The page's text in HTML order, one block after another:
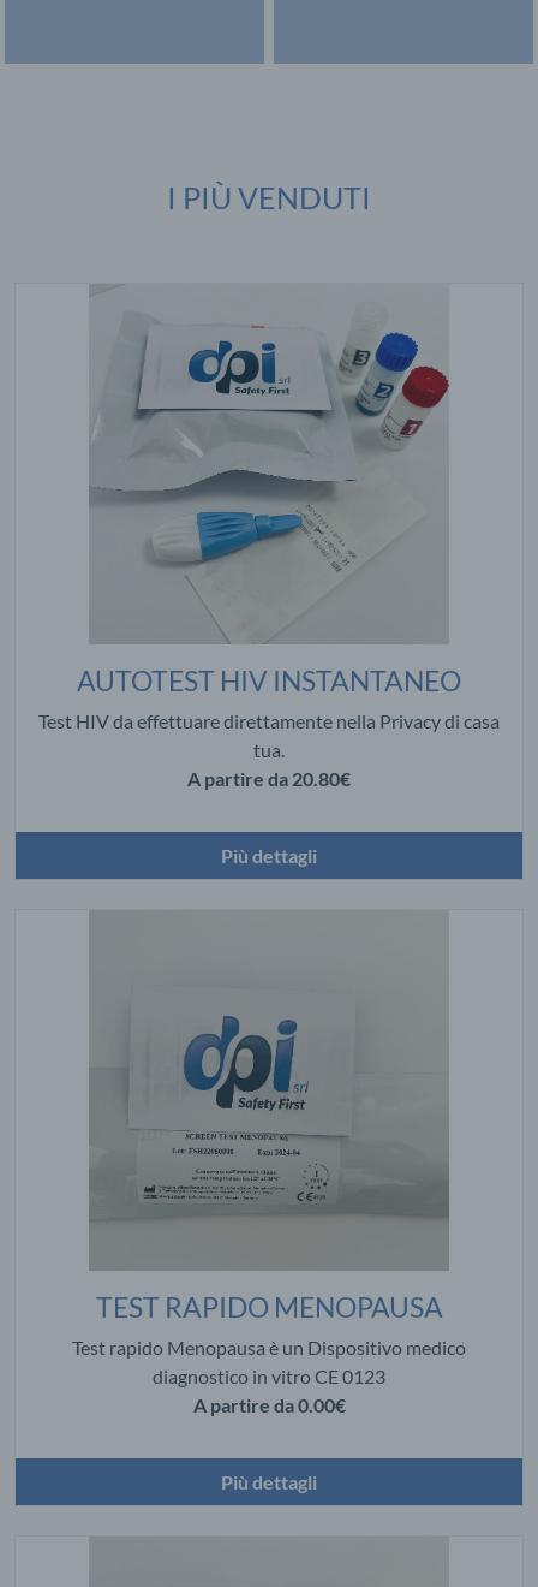
I PIÙ VENDUTI
AUTOTEST HIV INSTANTANEO
Test HIV da effettuare direttamente nella Privacy di casa
tua.
A partire da 20.80€
Più dettagli
TEST RAPIDO MENOPAUSA
Test rapido Menopausa è un Dispositivo medico
diagnostico in vitro CE 0123
A partire da0.00€
Più dettagli